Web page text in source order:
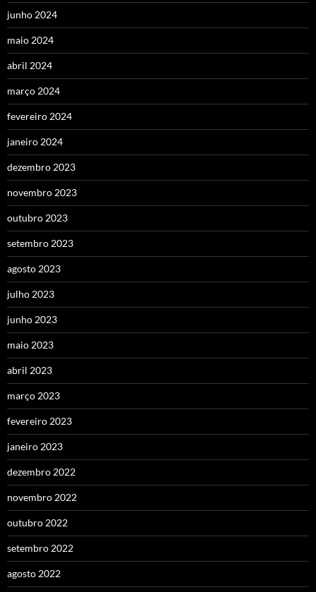
junho 2024
maio 2024
abril 2024
março 2024
fevereiro 2024
janeiro 2024
dezembro 2023
novembro 2023
outubro 2023
setembro 2023
agosto 2023
julho 2023
junho 2023
maio 2023
abril 2023
março 2023
fevereiro 2023
janeiro 2023
dezembro 2022
novembro 2022
outubro 2022
setembro 2022
agosto 2022